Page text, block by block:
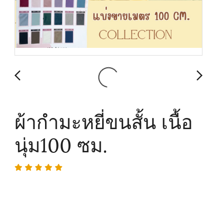
ผ้ากำมะหยี่ขนสั้น เนื้อ
นุ่ม100 ซม.